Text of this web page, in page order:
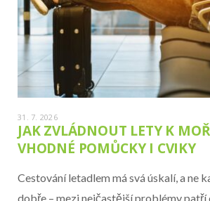
31. 7. 2026
JAK ZVLÁDNOUT LETY K
VHODNÉ POMŮCKY I CVIKY
Cestování letadlem má svá úskalí, a ne
dobře – mezi nejčastější problémy patří